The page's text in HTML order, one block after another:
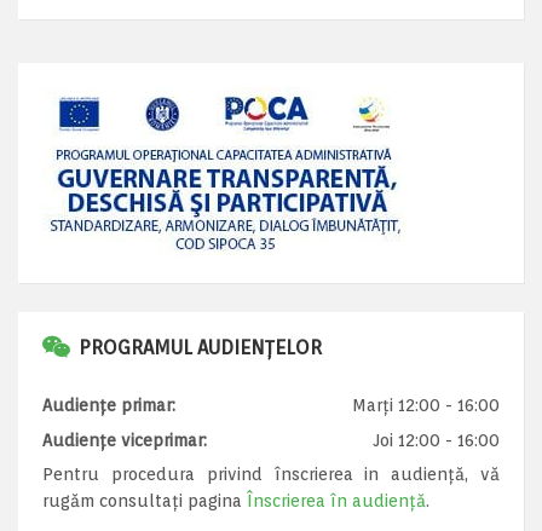
PROGRAMUL AUDIENȚELOR
Audiențe primar:
Marți 12:00 - 16:00
Audiențe viceprimar:
Joi 12:00 - 16:00
Pentru procedura privind înscrierea in audiență, vă
rugăm consultați pagina Înscrierea în audiență.